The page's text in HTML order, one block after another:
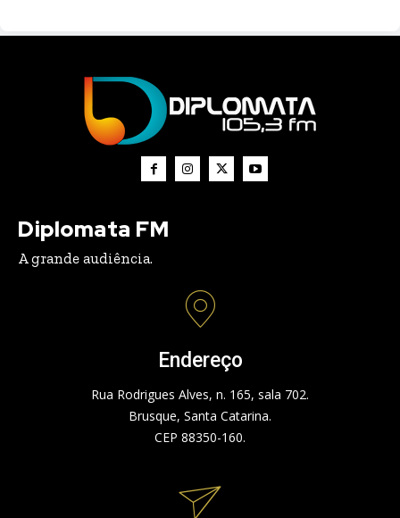
Diplomata FM
A grande audiência.
Endereço
Rua Rodrigues Alves, n. 165, sala 702.
Brusque, Santa Catarina.
CEP 88350-160.